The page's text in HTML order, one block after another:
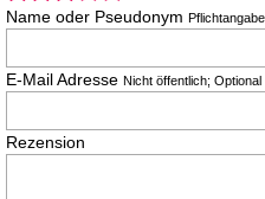
Name oder Pseudonym Pflichtangabe
E-Mail Adresse Nicht öffentlich; Optional
Rezension